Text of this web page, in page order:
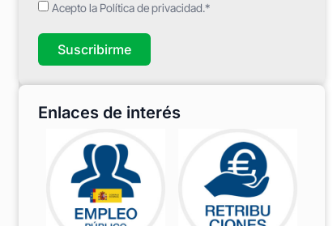
Acepto la Política de privacidad.*
Suscribirme
Enlaces de interés